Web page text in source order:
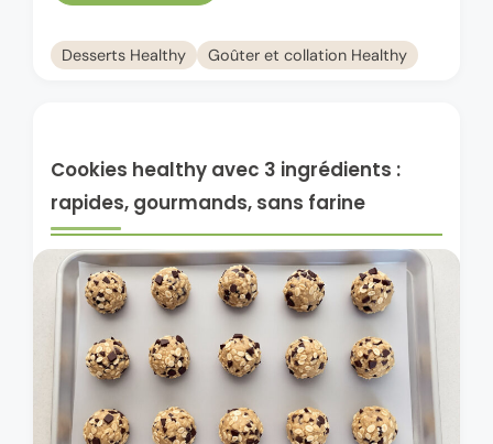
Desserts Healthy Goûter et collation Healthy
Cookies healthy avec 3 ingrédients :
rapides, gourmands, sans farine